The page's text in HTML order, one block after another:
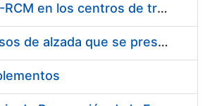
Suministro de gafas graduadas antiproyecciones para los trabajadores de la FNMT-RCM en los centros de trabajo de Madrid y Burgos
Servicios de una empresa externa para el asesoramiento y resolución de los recursos de alzada que se presentan relacionados con procesos de selección para la FNMT-RCM